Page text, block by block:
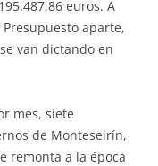
euros. A
aparte,
van dictando en
mes, siete
de Monteseirín,
remonta a la época